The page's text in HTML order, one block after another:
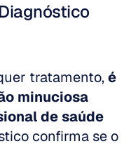
tratamento, é
minuciosa
de saúde
confirma se o